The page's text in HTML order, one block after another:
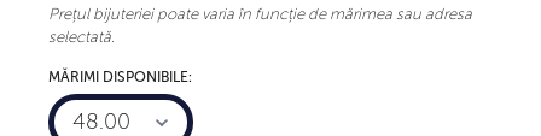
Prețul bijuteriei poate varia în funcție de mărimea sau adresa
selectată.
MĂRIMI DISPONIBILE:
48.00